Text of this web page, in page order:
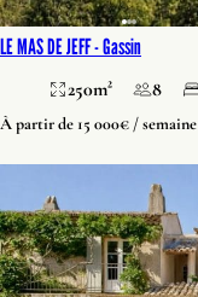
LE MAS DE JEFF -Gassin
250m² 8
À partir de 15 000€ / semaine